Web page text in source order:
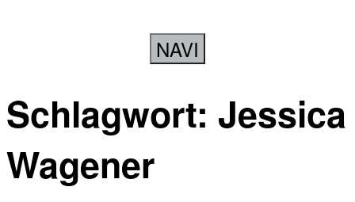
NAVI
Schlagwort: Jessica
Wagener